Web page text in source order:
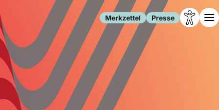
Merkzettel Presse
Leben
Familie
Gesellschaft
Forschung